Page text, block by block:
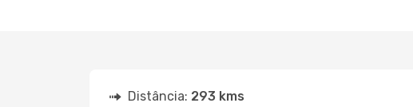
Distância: 293 kms